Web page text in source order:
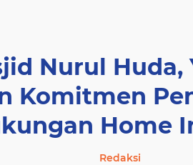
Nurul Huda,
Komitmen
Home
Redaksi